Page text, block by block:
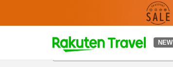
NEW
t
p